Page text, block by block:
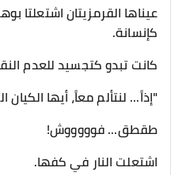
​عيناها القرمزيتان
كإنسانة.
كانت تبدو كتجسيد للعدم
​"إذاً... لنتألم معاً، أيها الكيان
​طقطق... فوووووش!
​اشتعلت النار في كفها.